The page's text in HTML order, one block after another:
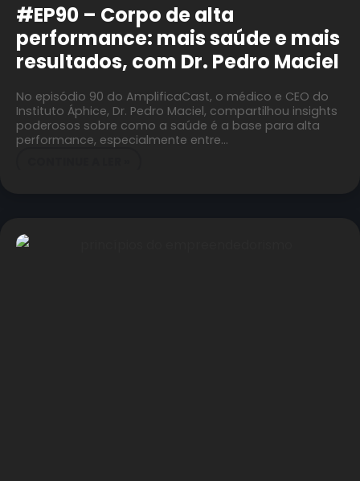
#EP90 – Corpo de alta
performance: mais saúde e mais
resultados, com Dr. Pedro Maciel
No episódio 90 do AmplificaCast, o médico e CEO do
Instituto Áphice, Dr. Pedro Maciel, compartilhou insights
poderosos sobre como a saúde é a base para alta
performance, especialmente entre…